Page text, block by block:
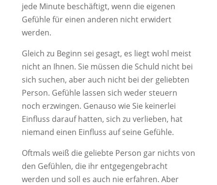
jede Minute beschäftigt, wenn die eigenen
Gefühle für einen anderen nicht erwidert
werden.
Gleich zu Beginn sei gesagt, es liegt wohl meist
nicht an Ihnen. Sie müssen die Schuld nicht bei
sich suchen, aber auch nicht bei der geliebten
Person. Gefühle lassen sich weder steuern
noch erzwingen. Genauso wie Sie keinerlei
Einfluss darauf hatten, sich zu verlieben, hat
niemand einen Einfluss auf seine Gefühle.
Oftmals weiß die geliebte Person gar nichts von
den Gefühlen, die ihr entgegengebracht
werden und soll es auch nie erfahren. Aber